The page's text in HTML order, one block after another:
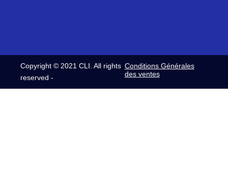
CMB515030015
F/P 50927/111 SC12 FICHE CMB515 03 00
15
Copyright © 2021 CLI. All rights
reserved -
Conditions Générales
des ventes